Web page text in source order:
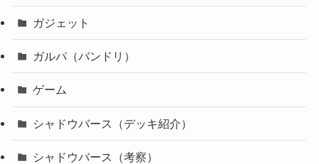
ガジェット
ガルパ（バンドリ）
ゲーム
シャドウバース（デッキ紹介）
シャドウバース（考察）